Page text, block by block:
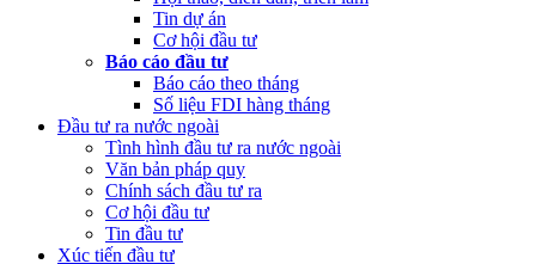
Tin dự án
Cơ hội đầu tư
Báo cáo đầu tư
Báo cáo theo tháng
Số liệu FDI hàng tháng
Đầu tư ra nước ngoài
Tình hình đầu tư ra nước ngoài
Văn bản pháp quy
Chính sách đầu tư ra
Cơ hội đầu tư
Tin đầu tư
Xúc tiến đầu tư